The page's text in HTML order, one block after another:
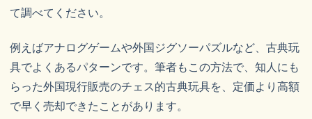
て調べてください。
例えばアナログゲームや外国ジグソーパズルなど、古典玩
具でよくあるパターンです。筆者もこの方法で、知人にも
らった外国現行販売のチェス的古典玩具を、定価より高額
で早く売却できたことがあります。